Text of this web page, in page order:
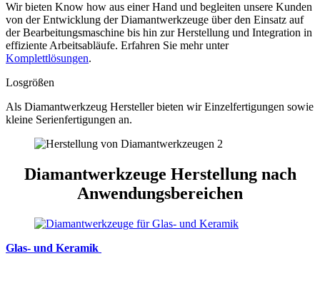
Wir bieten Know how aus einer Hand und begleiten unsere Kunden
von der Entwicklung der Diamantwerkzeuge über den Einsatz auf
der Bearbeitungsmaschine bis hin zur Herstellung und Integration in
effiziente Arbeitsabläufe. Erfahren Sie mehr unter
Komplettlösungen.
Losgrößen
Als Diamantwerkzeug Hersteller bieten wir Einzelfertigungen sowie
kleine Serienfertigungen an.
Diamantwerkzeuge Herstellung nach
Anwendungsbereichen
Glas- und Keramik